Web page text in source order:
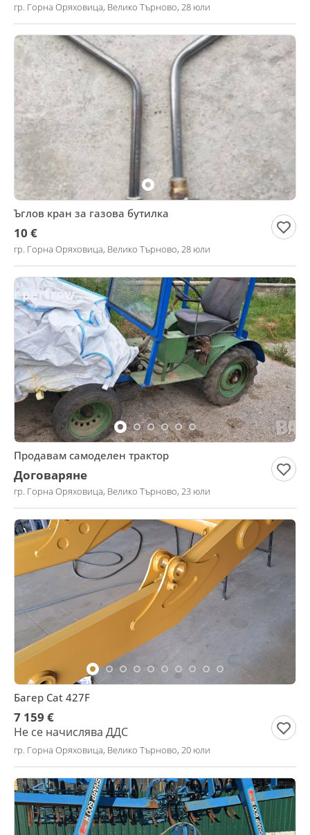
гр. Горна Оряховица, Велико Търново, 28 юли
Ъглов кран за газова бутилка
10 €
гр. Горна Оряховица, Велико Търново, 28 юли
Продавам самоделен трактор
Договаряне
гр. Горна Оряховица, Велико Търново, 23 юли
Багер Cat 427F
7 159 €
Не се начислява ДДС
гр. Горна Оряховица, Велико Търново, 20 юли